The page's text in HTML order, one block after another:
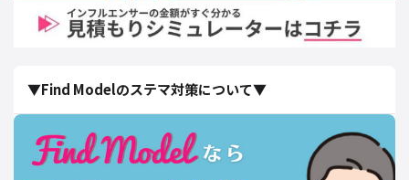
▼Find Modelのステマ対策について▼